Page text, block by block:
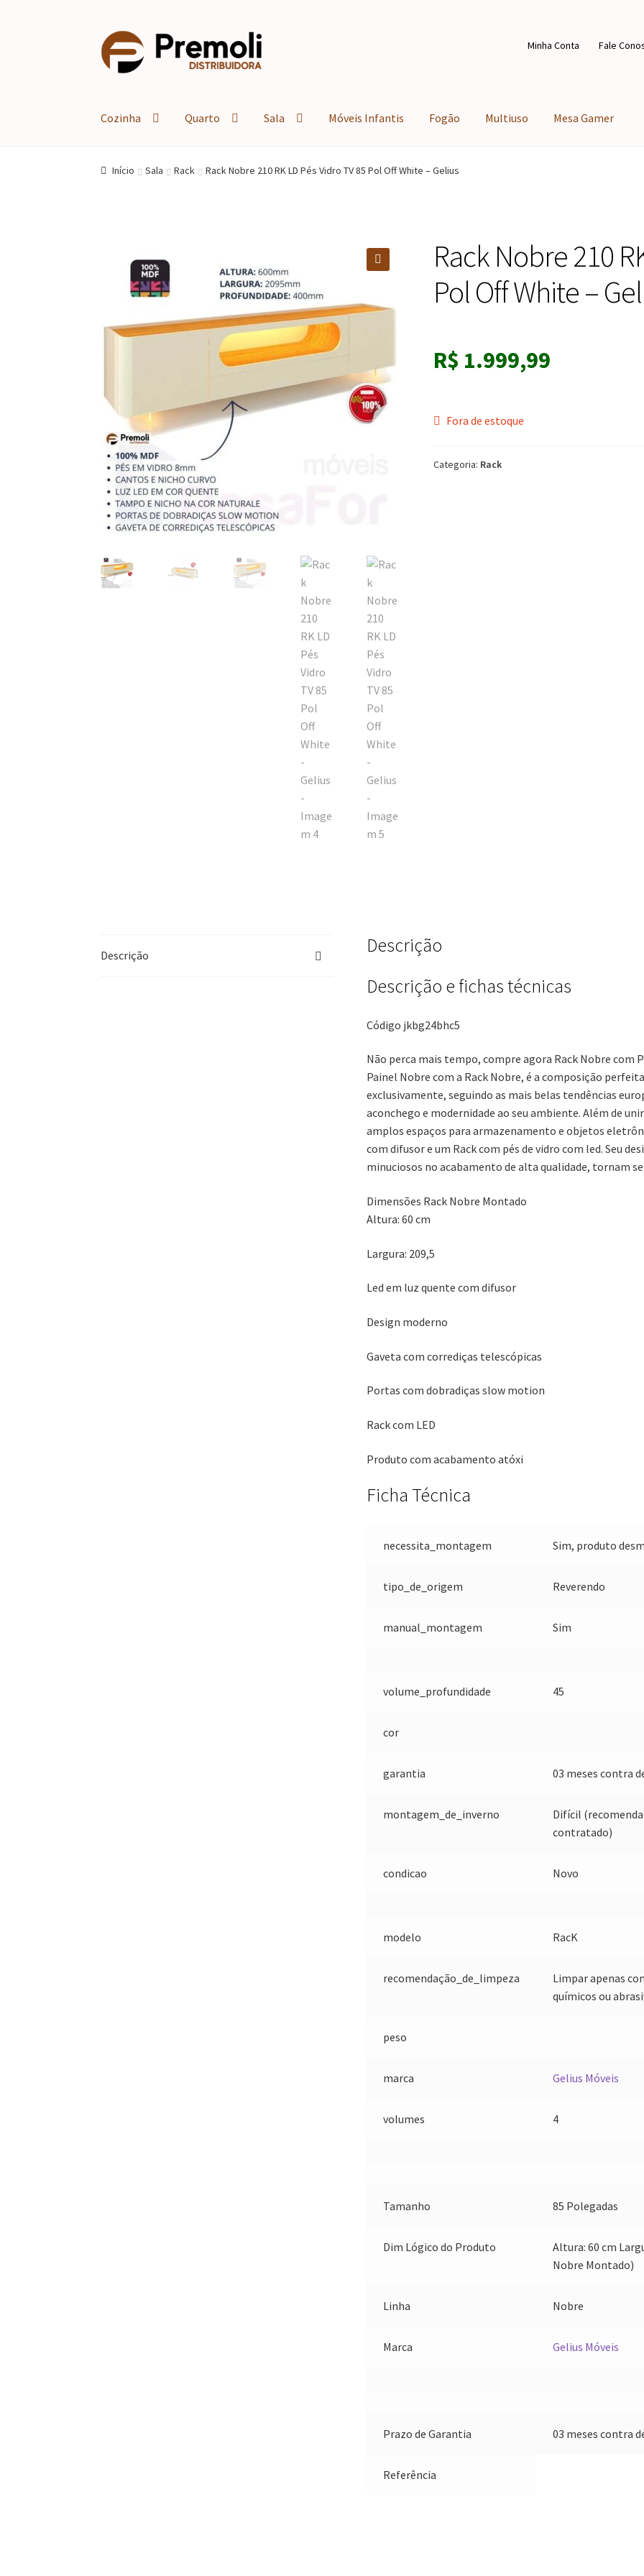
Pular
para
navegação
Pular
para
Minha Conta Fale
Cozinha Quarto Sala Móveis Infantis Fogão Multiuso Mesa Gamer
Início Sala Rack Rack Nobre 210 RK LD Pés Vidro TV 85 Pol Off White – Gelius
Rack Nobre 210
Pol Off White –
R$ 1.999,99
Fora de estoque
Categoria: Rack
Descrição
Descrição
Descrição e fichas técnicas
Código jkbg24bhc5
Não perca mais tempo, compre agora Rack Nobre com
Painel Nobre com a Rack Nobre, é a composição
exclusivamente, seguindo as mais belas tendências
aconchego e modernidade ao seu ambiente. Além de
amplos espaços para armazenamento e objetos
com difusor e um Rack com pés de vidro com led. Seu
minuciosos no acabamento de alta qualidade, tornam
Dimensões Rack Nobre Montado
Altura: 60 cm
Largura: 209,5
Led em luz quente com difusor
Design moderno
Gaveta com corrediças telescópicas
Portas com dobradiças slow motion
Rack com LED
Produto com acabamento atóxi
Ficha Técnica
necessita_montagem Sim, produto
tipo_de_origem Reverendo
manual_montagem Sim
volume_profundidade 45
cor
garantia 03 meses contra
montagem_de_inverno
Difícil
contratado)
condicao Novo
modelo RacK
recomendação_de_limpeza
Limpar apenas
químicos ou
peso
marca Gelius Móveis
volumes 4
Tamanho 85 Polegadas
Dim Lógico do Produto
Altura: 60 cm
Nobre Montado)
Linha Nobre
Marca Gelius Móveis
Prazo de Garantia 03 meses contra
Referência